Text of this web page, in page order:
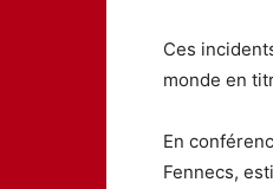
Ces
monde en
En
Fennecs,